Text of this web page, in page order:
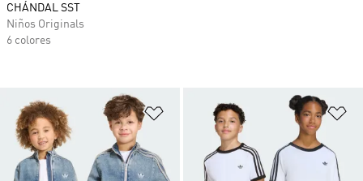
Añadir a la lista de deseos
CHÁNDAL SST
Niños Originals
6 colores